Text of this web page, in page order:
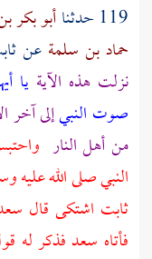
119 حدثنا
أبو بكر
حماد بن سلمةعن
نزلت هذه الآيةيا
صوت النبيإلى
من أهل النار
النبي صلى الله عليه
ثابت اشتكى قال
فأتاه سعدفذكر له